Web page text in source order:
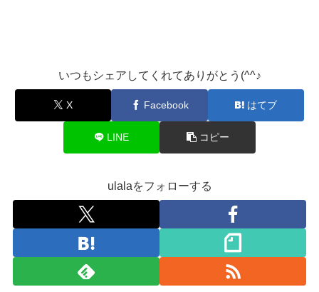
いつもシェアしてくれてありがとう(^^♪
X Facebook はてブ
LINE コピー
ulalaをフォローする